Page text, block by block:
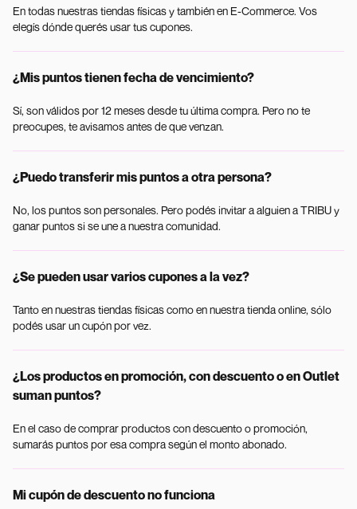
En todas nuestras tiendas físicas y también en E-Commerce. Vos
elegís dónde querés usar tus cupones.
¿Mis puntos tienen fecha de vencimiento?
Sí, son válidos por 12 meses desde tu última compra. Pero no te
preocupes, te avisamos antes de que venzan.
¿Puedo transferir mis puntos a otra persona?
No, los puntos son personales. Pero podés invitar a alguien a TRIBU y
ganar puntos si se une a nuestra comunidad.
¿Se pueden usar varios cupones a la vez?
Tanto en nuestras tiendas físicas como en nuestra tienda online, sólo
podés usar un cupón por vez.
¿Los productos en promoción, con descuento o en Outlet
suman puntos?
En el caso de comprar productos con descuento o promoción,
sumarás puntos por esa compra según el monto abonado.
Mi cupón de descuento no funciona